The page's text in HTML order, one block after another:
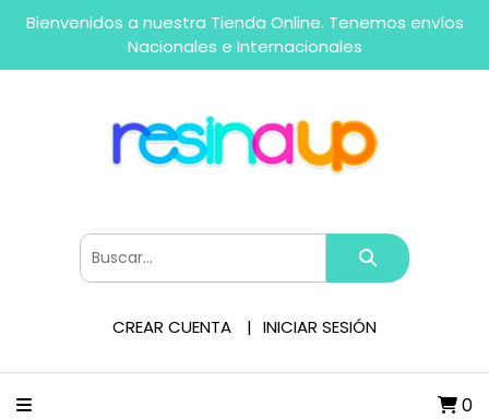
Bienvenidos a nuestra Tienda Online. Tenemos envíos
Nacionales e Internacionales
CREAR CUENTA INICIAR SESIÓN
0